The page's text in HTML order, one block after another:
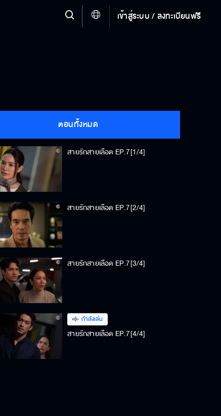
เข้าสู่ระบบ / ลงทะเบียนฟรี
ตอนทั้งหมด
สายรักสายเลือด EP.7[1/4]
สายรักสายเลือด EP.7[2/4]
สายรักสายเลือด EP.7[3/4]
กำลังเล่น
สายรักสายเลือด EP.7[4/4]